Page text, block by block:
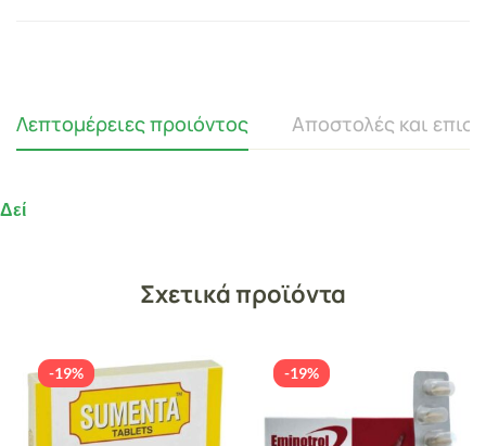
Λεπτομέρειες προιόντος Αποστολές και
Δεί
Σχετικά προϊόντα
-19% -19%